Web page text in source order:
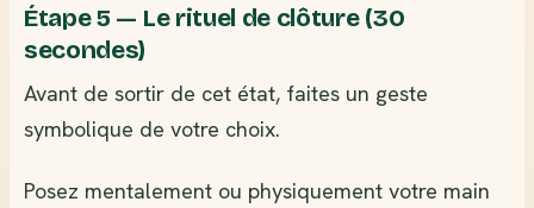
Étape 5 — Le rituel de clôture (30
secondes)
Avant de sortir de cet état, faites un geste
symbolique de votre choix.
Posez mentalement ou physiquement votre main